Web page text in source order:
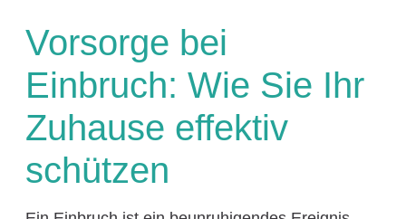
Vorsorge bei
Einbruch: Wie Sie Ihr
Zuhause effektiv
schützen